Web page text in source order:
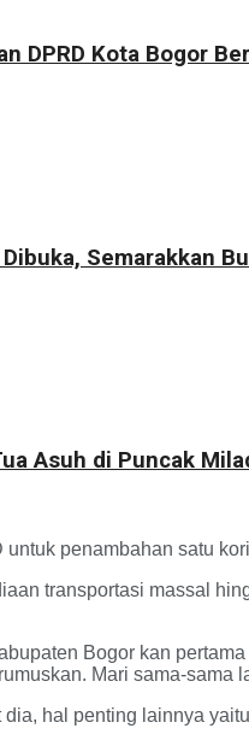
DPRD Kota Bogor
Semarakkan
Asuh di Puncak
penambahan satu
transportasi massal
Bogor kan
Mari sama-sama
hal penting lainnya